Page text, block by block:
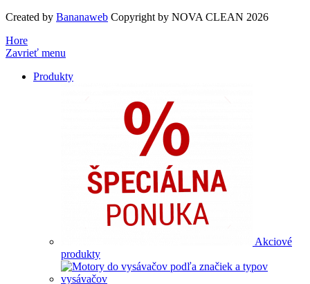
Created by Bananaweb Copyright by NOVA CLEAN 2026
Hore
Zavrieť menu
Produkty
Akciové
produkty